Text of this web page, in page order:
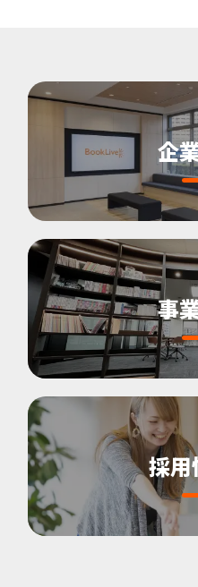
企
事
採用